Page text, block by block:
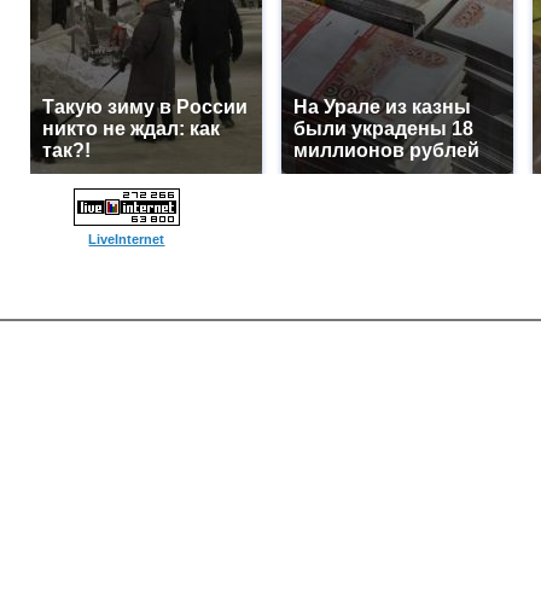
Такую зиму в России
никто не ждал: как
так?!
На Урале из казны
были украдены 18
миллионов рублей
LiveInternet